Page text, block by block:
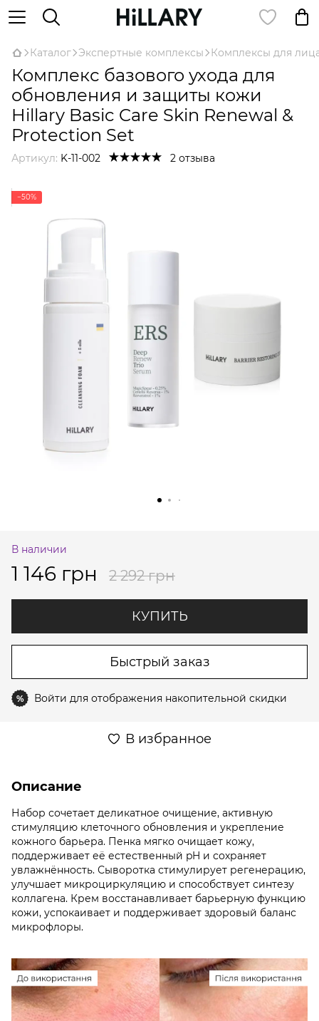
Каталог Экспертные комплексы Комплексы для
Комплекс базового ухода для
обновления и защиты кожи
Hillary Basic Care Skin Renewal &
Protection Set
Артикул: K-11-002 2 отзыва
−50%
В наличии
1 146 грн 2 292 грн
КУПИТЬ
Быстрый заказ
% Войти для отображения накопительной скидки
В избранное
Описание
Набор сочетает деликатное очищение, активную
стимуляцию клеточного обновления и укрепление
кожного барьера. Пенка мягко очищает кожу,
поддерживает её естественный pH и сохраняет
увлажнённость. Сыворотка стимулирует регенерацию,
улучшает микроциркуляцию и способствует синтезу
коллагена. Крем восстанавливает барьерную функцию
кожи, успокаивает и поддерживает здоровый баланс
микрофлоры.